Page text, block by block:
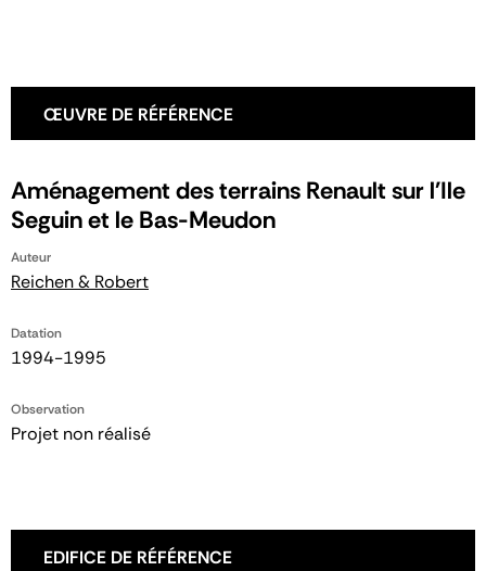
ŒUVRE DE RÉFÉRENCE
Aménagement des terrains Renault sur l'Ile
Seguin et le Bas-Meudon
Auteur
Reichen & Robert
Datation
1994-1995
Observation
Projet non réalisé
EDIFICE DE RÉFÉRENCE